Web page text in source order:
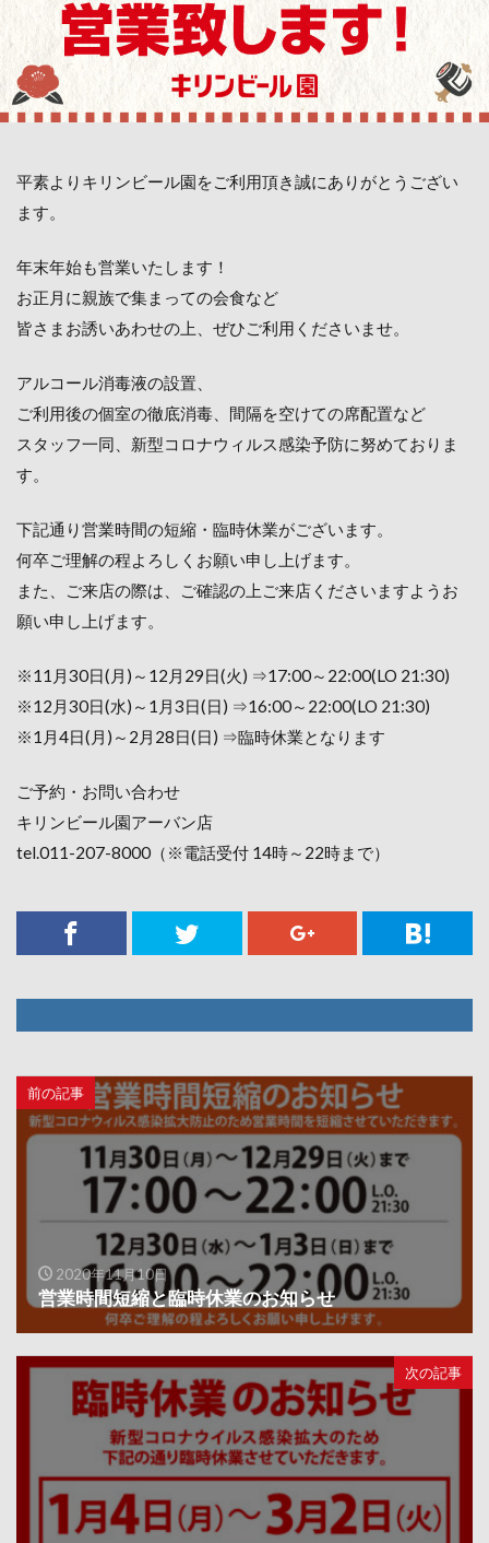
平素よりキリンビール園をご利用頂き誠にありがとうござい
ます。
年末年始も営業いたします！
お正月に親族で集まっての会食など
皆さまお誘いあわせの上、ぜひご利用くださいませ。
アルコール消毒液の設置、
ご利用後の個室の徹底消毒、間隔を空けての席配置など
スタッフ一同、新型コロナウィルス感染予防に努めておりま
す。
下記通り営業時間の短縮・臨時休業がございます。
何卒ご理解の程よろしくお願い申し上げます。
また、ご来店の際は、ご確認の上ご来店くださいますようお
願い申し上げます。
※11月30日(月)～12月29日(火) ⇒17:00～22:00(LO 21:30)
※12月30日(水)～1月3日(日) ⇒16:00～22:00(LO 21:30)
※1月4日(月)～2月28日(日) ⇒臨時休業となります
ご予約・お問い合わせ
キリンビール園アーバン店
tel.011-207-8000（※電話受付 14時～22時まで）
前の記事
2020年11月10日
営業時間短縮と臨時休業のお知らせ
次の記事